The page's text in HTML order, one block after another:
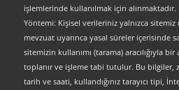
işlemlerinde kullanılmak için
Yöntemi: Kişisel verileriniz yalnızca
mevzuat uyarınca yasal süreler içerisinde
sitemizin kullanımı (tarama) aracılığıyla
toplanır ve işleme tabi tutulur. Bu bilgiler,
tarih ve saati, kullandığınız tarayıcı tipi,